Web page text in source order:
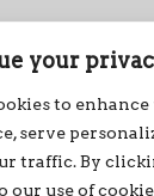
your
to
serve
traffic. By
our use of